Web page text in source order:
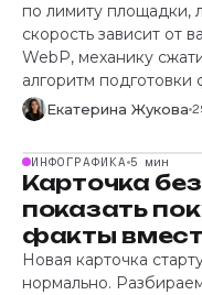
по лимиту площадки,
скорость зависит от
WebP, механику
алгоритм подготовки
Екатерина Жукова
ИНФОГРАФИКА 5 мин
Карточка
показать
факты
Новая карточка
нормально.